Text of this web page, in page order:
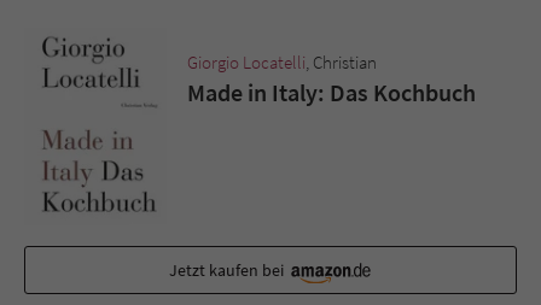
Giorgio Locatelli , Christian
Made in Italy: Das Kochbuch
Jetzt kaufen bei
Zweck
Kommunikation der Webseite mit dem
Benutzer. Es wird benötigt um z. B. den